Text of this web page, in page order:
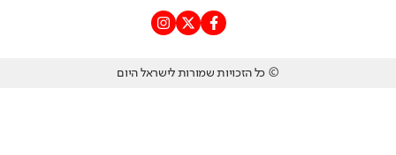
© כל הזכויות שמורות לישראל היום